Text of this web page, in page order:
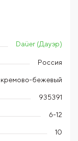
Daüer (Дауэр)
Россия
кремово-бежевый
935391
6-12
10